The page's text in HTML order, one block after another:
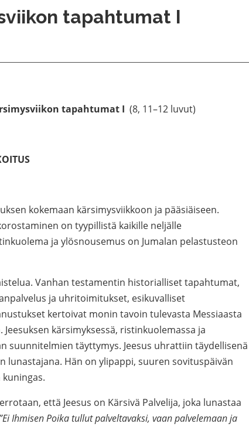
tapahtumat I
tapahtumat I (8, 11–12 luvut)
kokemaan kärsimysviikkoon ja pääsiäiseen.
on tyypillistä kaikille neljälle
ja ylösnousemus on Jumalan pelastusteon
Vanhan testamentin historialliset tapahtumat,
ja uhritoimitukset, esikuvalliset
kertoivat monin tavoin tulevasta Messiaasta
kärsimyksessä, ristinkuolemassa ja
suunnitelmien täyttymys. Jeesus uhrattiin täydellisenä
lunastajana. Hän on ylipappi, suuren sovituspäivän
että Jeesus on Kärsivä Palvelija, joka lunastaa
”Ei Ihmisen Poika tullut palveltavaksi, vaan palvelemaan ja